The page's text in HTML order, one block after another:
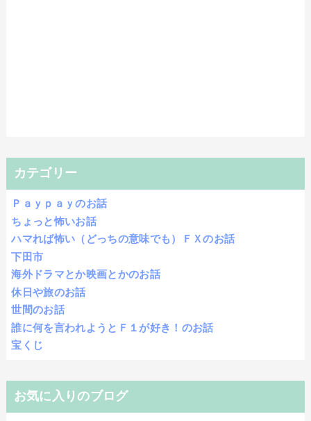
カテゴリー
Ｐａｙｐａｙのお話
ちょっと怖いお話
ハマれば怖い（どっちの意味でも）ＦＸのお話
下田市
海外ドラマとか映画とかのお話
休日や旅のお話
世間のお話
誰に何を言われようとＦ１が好き！のお話
宝くじ
お気に入りのブログ